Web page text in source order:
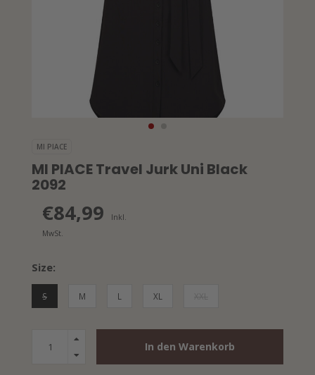
MI PIACE
MI PIACE Travel Jurk Uni Black
2092
€84,99
Inkl.
MwSt.
Size:
S M L XL
In den Warenkorb